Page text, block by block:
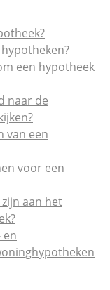
een hypotheek
naar de
van een
voor een
aan het
en